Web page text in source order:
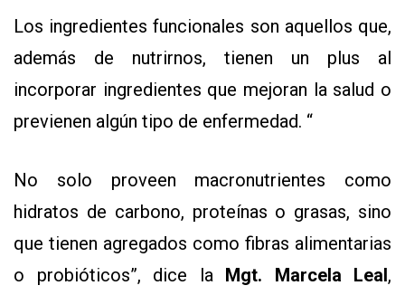
CONTÁCTENOS
AYUDA
TÉRMINOS
POLÍTICAS
DE
MAPA
SITIO
QUIENES
SOMOS
Los ingredientes funcionales son aquellos que,
además de nutrirnos, tienen un plus al
incorporar ingredientes que mejoran la salud o
previenen algún tipo de enfermedad. “
No solo proveen macronutrientes como
hidratos de carbono, proteínas o grasas, sino
que tienen agregados como fibras alimentarias
o probióticos”, dice la Mgt. Marcela Leal,